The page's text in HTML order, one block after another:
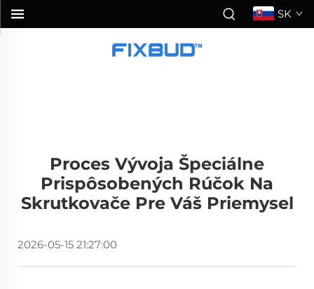
SK
Proces Vývoja Špeciálne
Prispôsobených Rúčok Na
Skrutkovače Pre Váš Priemysel
2026-05-15 21:27:00